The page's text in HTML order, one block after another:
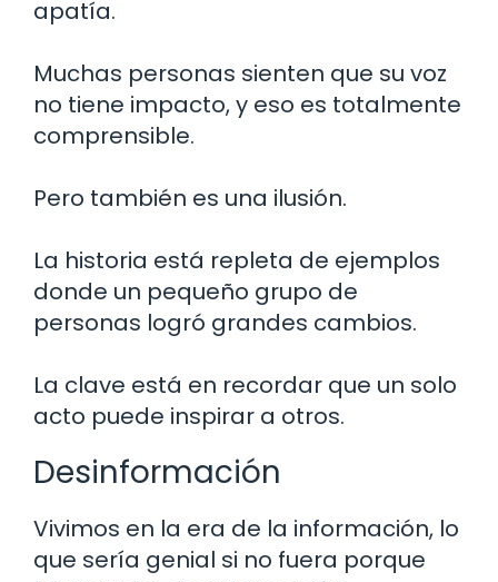
apatía.
Muchas personas sienten que su voz
no tiene impacto, y eso es totalmente
comprensible.
Pero también es una ilusión.
La historia está repleta de ejemplos
donde un pequeño grupo de
personas logró grandes cambios.
La clave está en recordar que un solo
acto puede inspirar a otros.
Desinformación
Vivimos en la era de la información, lo
que sería genial si no fuera porque